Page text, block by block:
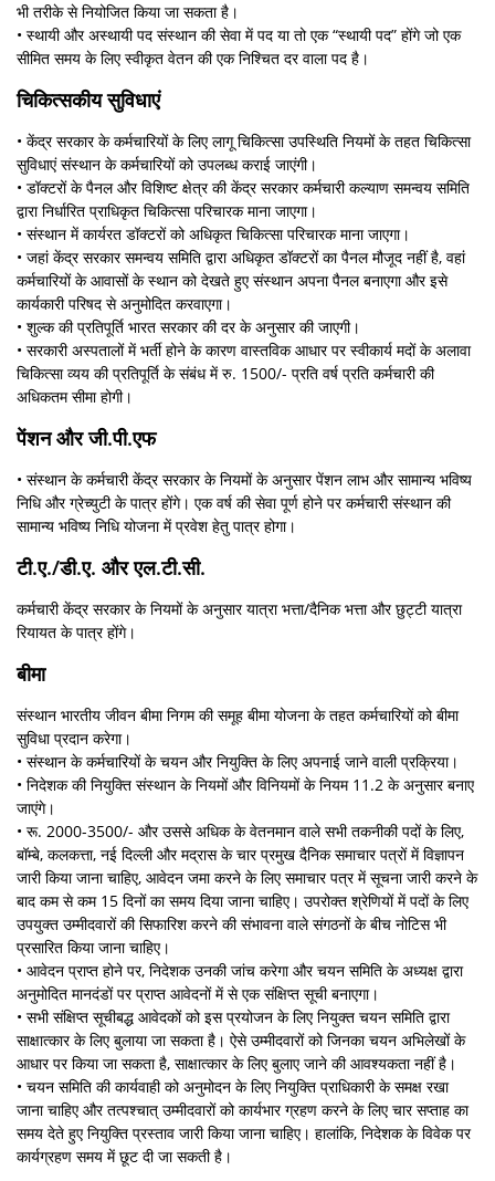
भी तरीके से नियोजित किया जा सकता है।
• स्थायी और अस्थायी पद संस्थान की सेवा में पद या तो एक “स्थायी पद” होंगे जो एक
सीमित समय के लिए स्वीकृत वेतन की एक निश्चित दर वाला पद है।
चिकित्सकीय सुविधाएं
• केंद्र सरकार के कर्मचारियों के लिए लागू चिकित्सा उपस्थिति नियमों के तहत चिकित्सा
सुविधाएं संस्थान के कर्मचारियों को उपलब्ध कराई जाएंगी।
• डॉक्टरों के पैनल और विशिष्ट क्षेत्र की केंद्र सरकार कर्मचारी कल्याण समन्वय समिति
द्वारा निर्धारित प्राधिकृत चिकित्सा परिचारक माना जाएगा।
• संस्थान में कार्यरत डॉक्टरों को अधिकृत चिकित्सा परिचारक माना जाएगा।
• जहां केंद्र सरकार समन्वय समिति द्वारा अधिकृत डॉक्टरों का पैनल मौजूद नहीं है, वहां
कर्मचारियों के आवासों के स्थान को देखते हुए संस्थान अपना पैनल बनाएगा और इसे
कार्यकारी परिषद से अनुमोदित करवाएगा।
• शुल्क की प्रतिपूर्ति भारत सरकार की दर के अनुसार की जाएगी।
• सरकारी अस्पतालों में भर्ती होने के कारण वास्तविक आधार पर स्वीकार्य मदों के अलावा
चिकित्सा व्यय की प्रतिपूर्ति के संबंध में रु. 1500/- प्रति वर्ष प्रति कर्मचारी की
अधिकतम सीमा होगी।
पेंशन और जी.पी.एफ
• संस्थान के कर्मचारी केंद्र सरकार के नियमों के अनुसार पेंशन लाभ और सामान्य भविष्य
निधि और ग्रेच्युटी के पात्र होंगे। एक वर्ष की सेवा पूर्ण होने पर कर्मचारी संस्थान की
सामान्य भविष्य निधि योजना में प्रवेश हेतु पात्र होगा।
टी.ए./डी.ए. और एल.टी.सी.
कर्मचारी केंद्र सरकार के नियमों के अनुसार यात्रा भत्ता/दैनिक भत्ता और छुट्टी यात्रा
रियायत के पात्र होंगे।
बीमा
संस्थान भारतीय जीवन बीमा निगम की समूह बीमा योजना के तहत कर्मचारियों को बीमा
सुविधा प्रदान करेगा।
• संस्थान के कर्मचारियों के चयन और नियुक्ति के लिए अपनाई जाने वाली प्रक्रिया।
• निदेशक की नियुक्ति संस्थान के नियमों और विनियमों के नियम 11.2 के अनुसार बनाए
जाएंगे।
• रू. 2000-3500/- और उससे अधिक के वेतनमान वाले सभी तकनीकी पदों के लिए,
बॉम्बे, कलकत्ता, नई दिल्ली और मद्रास के चार प्रमुख दैनिक समाचार पत्रों में विज्ञापन
जारी किया जाना चाहिए, आवेदन जमा करने के लिए समाचार पत्र में सूचना जारी करने के
बाद कम से कम 15 दिनों का समय दिया जाना चाहिए। उपरोक्त श्रेणियों में पदों के लिए
उपयुक्त उम्मीदवारों की सिफारिश करने की संभावना वाले संगठनों के बीच नोटिस भी
प्रसारित किया जाना चाहिए।
• आवेदन प्राप्त होने पर, निदेशक उनकी जांच करेगा और चयन समिति के अध्यक्ष द्वारा
अनुमोदित मानदंडों पर प्राप्त आवेदनों में से एक संक्षिप्‍त सूची बनाएगा।
• सभी संक्षिप्त सूचीबद्ध आवेदकों को इस प्रयोजन के लिए नियुक्त चयन समिति द्वारा
साक्षात्कार के लिए बुलाया जा सकता है। ऐसे उम्मीदवारों को जिनका चयन अभिलेखों के
आधार पर किया जा सकता है, साक्षात्कार के लिए बुलाए जाने की आवश्यकता नहीं है।
• चयन समिति की कार्यवाही को अनुमोदन के लिए नियुक्ति प्राधिकारी के समक्ष रखा
जाना चाहिए और तत्पश्चात् उम्मीदवारों को कार्यभार ग्रहण करने के लिए चार सप्ताह का
समय देते हुए नियुक्ति प्रस्ताव जारी किया जाना चाहिए। हालांकि, निदेशक के विवेक पर
कार्यग्रहण समय में छूट दी जा सकती है।